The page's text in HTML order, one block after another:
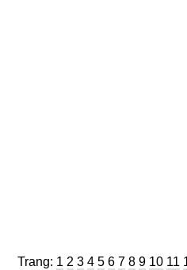
Trang: Trang
1 Trang
2 Trang
3 Trang
4 Trang
5 Trang
6 Trang
7 Trang
8 Trang
9 Trang
10 11